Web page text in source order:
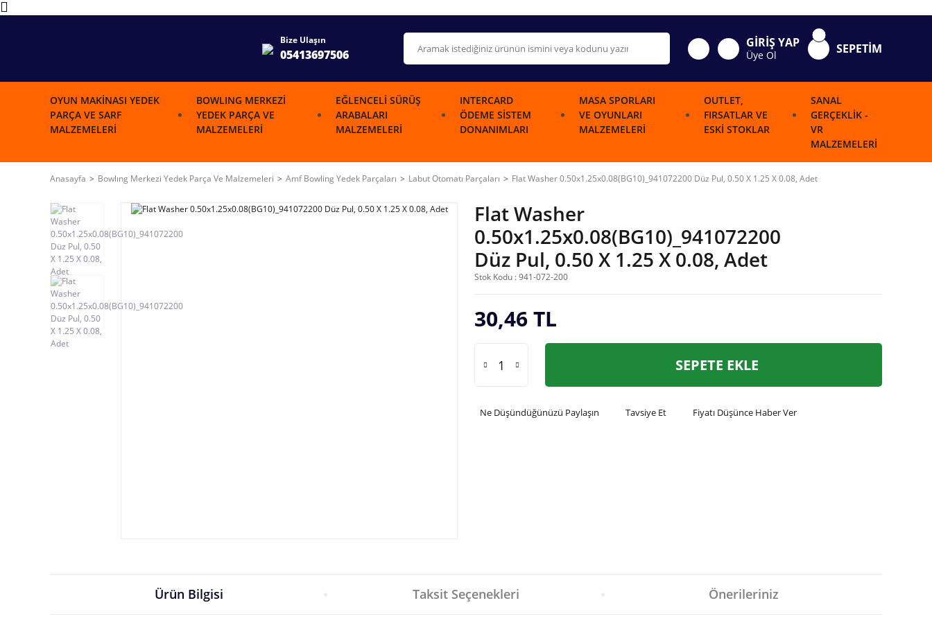
Bize Ulaşın
05413697506
GİRİŞ YAP
Üye Ol SEPETİM
OYUN MAKINASI YEDEK
PARÇA VE SARF
MALZEMELERI
BOWLING MERKEZI
YEDEK PARÇA VE
MALZEMELERI
EĞLENCELI SÜRÜŞ
ARABALARI
MALZEMELERI
INTERCARD
ÖDEME SISTEM
DONANIMLARI
MASA SPORLARI
VE OYUNLARI
MALZEMELERI
OUTLET,
FIRSATLAR VE
ESKI STOKLAR
SANAL
GERÇEKLIK -
VR
MALZEMELERI
Anasayfa Bowlıng Merkezi Yedek Parça Ve Malzemeleri Amf Bowling Yedek Parçaları Labut Otomatı Parçaları Flat Washer 0.50x1.25x0.08(BG10)_941072200 Düz Pul, 0.50 X 1.25 X 0.08, Adet
Flat Washer
0.50x1.25x0.08(BG10)_941072200
Düz Pul, 0.50 X 1.25 X 0.08, Adet
Stok Kodu : 941-072-200
30,46 TL
SEPETE EKLE
Ne Düşündüğünüzü Paylaşın Tavsiye Et Fiyatı Düşünce Haber Ver
Ürün Bilgisi Taksit Seçenekleri Önerileriniz